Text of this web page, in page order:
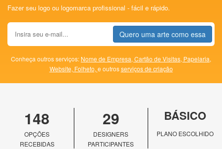
Fazer seu logo ou logomarca profissional - fácil e rápido.
Quero uma arte como essa
Conheça outros serviços: Nome de Empresa, Cartão de Visitas, Papelaria,
Website, Folheto, e outrosserviços de criação
148
OPÇÕES
RECEBIDAS
29
DESIGNERS
PARTICIPANTES
BÁSICO
PLANO ESCOLHIDO